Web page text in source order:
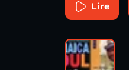
Lire